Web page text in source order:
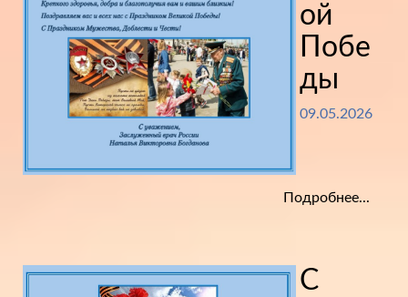
ой
Побе
ды
09.05.2026
Подробнее...
С